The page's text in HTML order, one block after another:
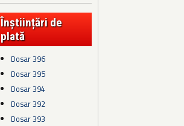
Înștiințări de
plată
Dosar 396
Dosar 395
Dosar 394
Dosar 392
Dosar 393